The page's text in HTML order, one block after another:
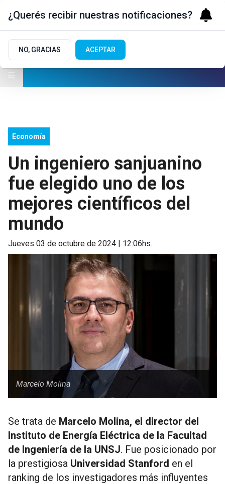
Economía
Un ingeniero sanjuanino
fue elegido uno de los
mejores científicos del
mundo
jueves 03 de octubre de 2024 | 12:06hs.
Marcelo Molina
Se trata de Marcelo Molina, el director del
Instituto de Energía Eléctrica de la Facultad
de Ingeniería de la UNSJ. Fue posicionado por
la prestigiosa Universidad Stanford en el
ranking de los investigadores más influyentes
¿Querés recibir nuestras notificaciones?
NO, GRACIAS ACEPTAR